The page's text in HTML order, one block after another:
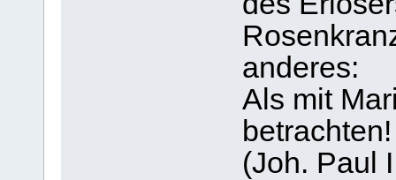
anderes:
Als mit
betrachten!
(Joh. Paul